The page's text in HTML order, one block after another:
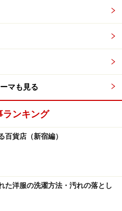
マも見る
ランキング
百貨店（新宿編）
た洋服の洗濯方法・汚れの落とし